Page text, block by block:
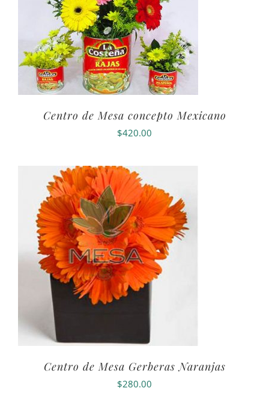
Centro de Mesa concepto Mexicano
$420.00
Centro de Mesa Gerberas Naranjas
$280.00